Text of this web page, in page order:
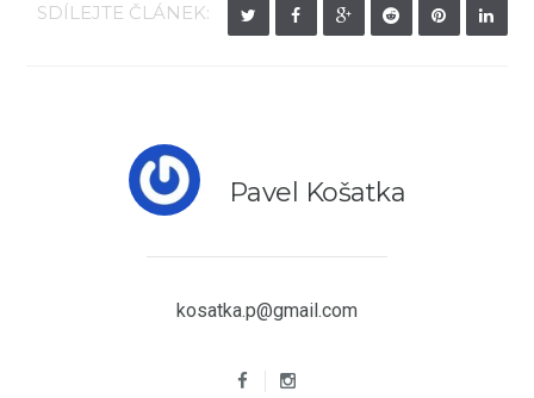
SDÍLEJTE ČLÁNEK:
Pavel Košatka
kosatka.p@gmail.com